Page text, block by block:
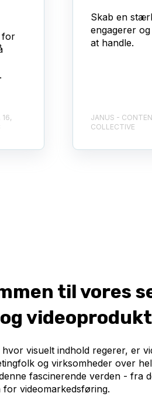
for
16,
Skab en
engagerer
at handle.
JANUS -
COLLECTIVE
til vores
hvor visuelt indhold regerer, er
og virksomheder over
fascinerende verden - fra
for videomarkedsføring.